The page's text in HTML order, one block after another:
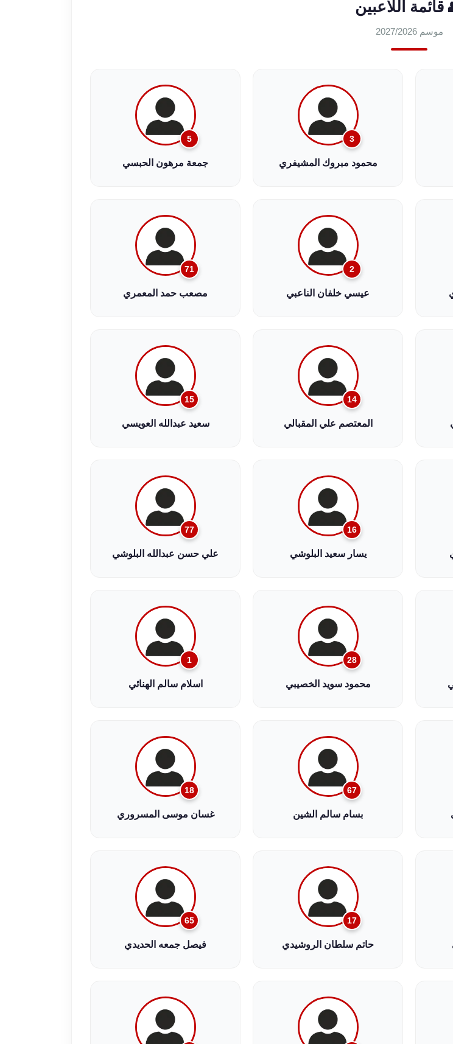
قائمة اللاعبين
موسم 2027/2026
3
محمود مبروك المشيفري
5
جمعة مرهون الحبسي
2
عيسي خلفان الناعبي
71
مصعب حمد المعمري
14
المعتصم علي المقبالي
15
سعيد عبدالله العويسي
16
يسار سعيد البلوشي
77
علي حسن عبدالله البلوشي
28
محمود سويد الخصيبي
1
اسلام سالم الهنائي
67
بسام سالم الشين
18
غسان موسى المسروري
17
حاتم سلطان الروشيدي
65
فيصل جمعه الحديدي